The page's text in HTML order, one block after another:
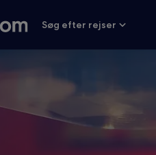
Søg efter rejser